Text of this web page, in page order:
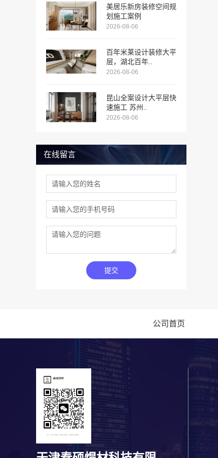
美居乐新房装修空间规
划施工案例
2026-08-06
百年米莱设计装修大平
层，湖北百年..
2026-08-06
昆山全案设计大平层快
速施工 苏州..
2026-08-06
在线留言
提交
公司首页